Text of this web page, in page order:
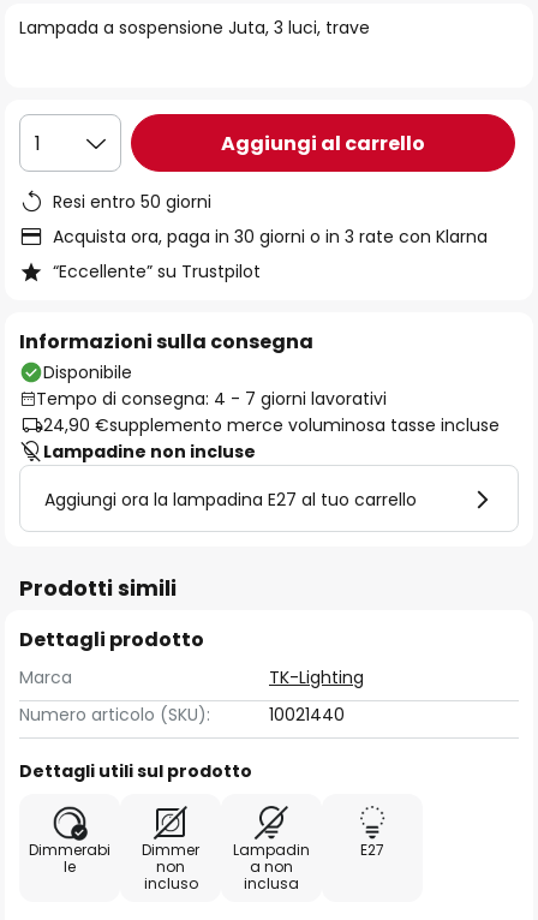
immagini
Lampada a sospensione Juta, 3 luci, trave
1 Aggiungi al carrello
Resi entro 50 giorni
Acquista ora, paga in 30 giorni o in 3 rate con Klarna
“Eccellente” su Trustpilot
Informazioni sulla consegna
Disponibile
Tempo di consegna: 4 - 7 giorni lavorativi
24,90 €supplemento merce voluminosa tasse incluse
Lampadine non incluse
Aggiungi ora la lampadina E27 al tuo carrello
Prodotti simili
Dettagli prodotto
Marca
TK-Lighting
Numero articolo (SKU):
10021440
Dettagli utili sul prodotto
Dimmerabi
le
Dimmer
non
incluso
Lampadin
a non
inclusa
E27